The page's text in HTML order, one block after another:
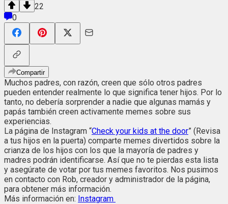
22
0
Compartir
Muchos padres, con razón, creen que sólo otros padres
pueden entender realmente lo que significa tener hijos. Por lo
tanto, no debería sorprender a nadie que algunas mamás y
papás también creen activamente memes sobre sus
experiencias.
La página de Instagram “Check your kids at the door” (Revisa
a tus hijos en la puerta) comparte memes divertidos sobre la
crianza de los hijos con los que la mayoría de padres y
madres podrán identificarse. Así que no te pierdas esta lista
y asegúrate de votar por tus memes favoritos. Nos pusimos
en contacto con Rob, creador y administrador de la página,
para obtener más información.
Más información en: Instagram